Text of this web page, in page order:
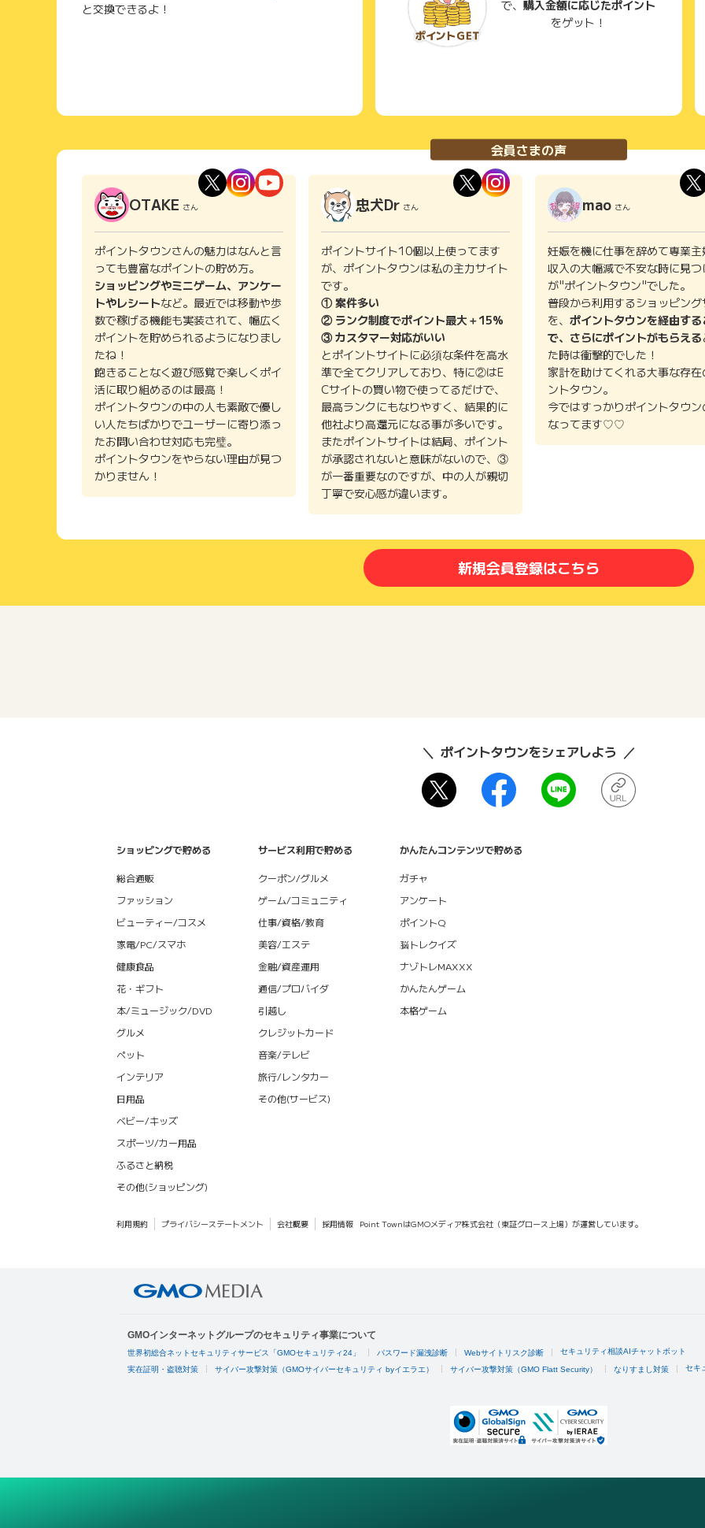
と交換できるよ！
で、 購入金額に応じたポイント
をゲット！
会員さまの声
OTAKE さん
ポイントタウンさんの魅力はなんと言
っても豊富なポイントの貯め方。
ショッピングやミニゲーム、アンケー
トやレシートなど。最近では移動や歩
数で稼げる機能も実装されて、幅広く
ポイントを貯められるようになりまし
たね！
飽きることなく遊び感覚で楽しくポイ
活に取り組めるのは最高！
ポイントタウンの中の人も素敵で優し
い人たちばかりでユーザーに寄り添っ
たお問い合わせ対応も完璧。
ポイントタウンをやらない理由が見つ
かりません！
忠犬Dr さん
ポイントサイト10個以上使ってます
が、ポイントタウンは私の主力サイト
です。
① 案件多い
② ランク制度でポイント最大＋15%
③ カスタマー対応がいい
とポイントサイトに必須な条件を高水
準で全てクリアしており、特に②はE
Cサイトの買い物で使ってるだけで、
最高ランクにもなりやすく、結果的に
他社より高還元になる事が多いです。
またポイントサイトは結局、ポイント
が承認されないと意味がないので、③
が一番重要なのですが、中の人が親切
丁寧で安心感が違います。
mao さん
妊娠を機に仕事を辞めて専業
収入の大幅減で不安な時に見
が"ポイントタウン"でした。
普段から利用するショッピン
を、 ポイントタウンを経由する
で、さらにポイントがもらえる
た時は衝撃的でした！
家計を助けてくれる大事な存
ントタウン。
今ではすっかりポイントタウ
なってます♡♡
新規会員登録はこちら
ポイントタウンをシェアしよう
ショッピングで貯める
総合通販
ファッション
ビューティー/コスメ
家電/PC/スマホ
健康食品
花・ギフト
本/ミュージック/DVD
グルメ
ペット
インテリア
日用品
ベビー/キッズ
スポーツ/カー用品
ふるさと納税
その他(ショッピング)
サービス利用で貯める
クーポン/グルメ
ゲーム/コミュニティ
仕事/資格/教育
美容/エステ
金融/資産運用
通信/プロバイダ
引越し
クレジットカード
音楽/テレビ
旅行/レンタカー
その他(サービス)
かんたんコンテンツで貯める
ガチャ
アンケート
ポイントQ
脳トレクイズ
ナゾトレMAXXX
かんたんゲーム
本格ゲーム
利用規約 プライバシーステートメント 会社概要 採用情報 Point TownはGMOメディア株式会社（東証グロース上場）が運営しています。
GMOインターネットグループのセキュリティ事業について
世界初総合ネットセキュリティサービス「GMOセキュリティ24」 パスワード漏洩診断 Webサイトリスク診断 セキュリティ相談AIチャットボット
実在証明・盗聴対策 サイバー攻撃対策（GMOサイバーセキュリティ byイエラエ） サイバー攻撃対策（GMO Flatt Security） なりすまし対策 セキ